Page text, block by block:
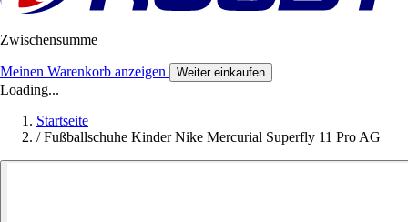
Zwischensumme
Meinen Warenkorb anzeigen Weiter einkaufen
Loading...
Startseite
/ Fußballschuhe Kinder Nike Mercurial Superfly 11 Pro AG